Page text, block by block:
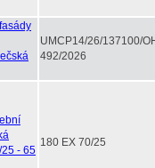
UMCP14/26/137100/
492/2026
- 65
180 EX 70/25